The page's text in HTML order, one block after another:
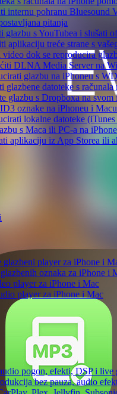
internu pohranu Bluesound
pitanja
glazbu s YouTubea i slušati
aplikaciju treće strane s
dok se reproducira
DLNA Media Server na
glazbu na iPhoneu s
glazbene datoteke s
glazbu s Dropboxa na
oznake na iPhoneu i Macu
lokalne datoteke
s Maca ili PC-a na
aplikaciju iz App Storea ili
player za iPhone i
oznaka za iPhone i
player za iPhone i Mac
player za iPhone i Mac
pogon, efekti, DSP i live
bez pauza, audio